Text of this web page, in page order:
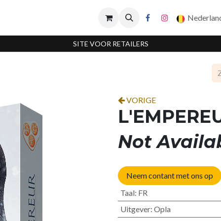
SITE VOOR RETAILERS
VORIGE
Not
Neem contant met ons op
Taal: FR
Uitgever: Opla